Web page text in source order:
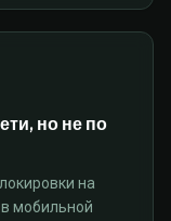
но не по
на
в мобильной